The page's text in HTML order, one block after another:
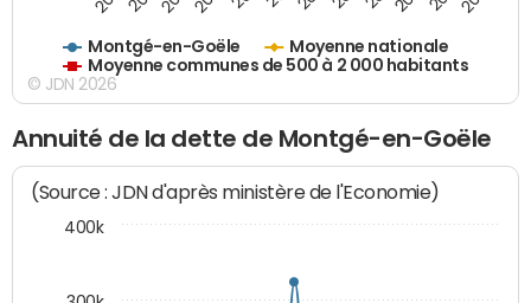
Montgé-en-Goële
Moyenne nationale
Moyenne communes de 500 à 2 000 habitants
© JDN 2026
Annuité de la dette de Montgé-en-Goële
(Source : JDN d'après ministère de l'Economie)
400k